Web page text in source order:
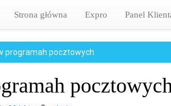
Strona główna Expro Panel
programah pocztowych